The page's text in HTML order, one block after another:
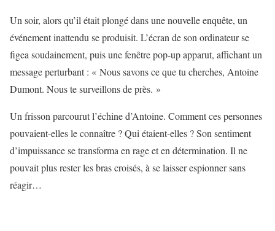
Un soir, alors qu’il était plongé dans une nouvelle enquête, un
événement inattendu se produisit. L’écran de son ordinateur se
figea soudainement, puis une fenêtre pop-up apparut, affichant un
message perturbant : « Nous savons ce que tu cherches, Antoine
Dumont. Nous te surveillons de près. »
Un frisson parcourut l’échine d’Antoine. Comment ces personnes
pouvaient-elles le connaître ? Qui étaient-elles ? Son sentiment
d’impuissance se transforma en rage et en détermination. Il ne
pouvait plus rester les bras croisés, à se laisser espionner sans
réagir…